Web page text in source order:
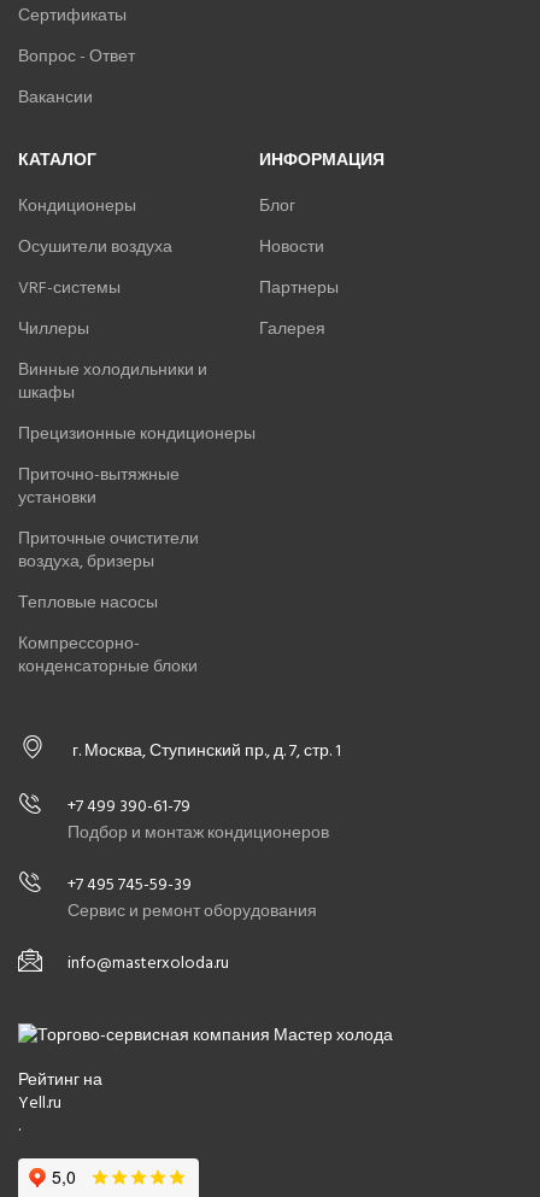
Сертификаты
Вопрос - Ответ
Вакансии
КАТАЛОГ
Кондиционеры
Осушители воздуха
VRF-системы
Чиллеры
Винные холодильники и
шкафы
Прецизионные кондиционеры
Приточно-вытяжные
установки
Приточные очистители
воздуха, бризеры
Тепловые насосы
Компрессорно-
конденсаторные блоки
ИНФОРМАЦИЯ
Блог
Новости
Партнеры
Галерея
г. Москва, Ступинский пр., д. 7, стр. 1
+7 499 390-61-79
Подбор и монтаж кондиционеров
+7 495 745-59-39
Сервис и ремонт оборудования
info@masterxoloda.ru
Рейтинг на
Yell.ru
.